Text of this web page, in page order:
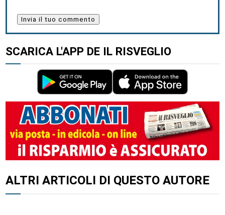
SCARICA L'APP DE IL RISVEGLIO
ALTRI ARTICOLI DI QUESTO AUTORE